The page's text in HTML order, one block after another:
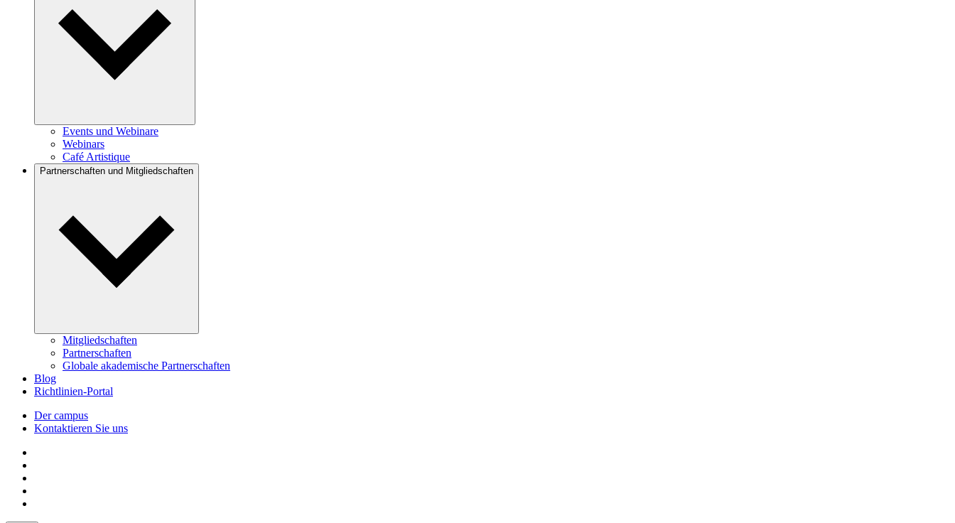
Events und Webinare
Webinars
Café Artistique
Partnerschaften und Mitgliedschaften
Mitgliedschaften
Partnerschaften
Globale akademische Partnerschaften
Blog
Richtlinien-Portal
Der campus
Kontaktieren Sie uns